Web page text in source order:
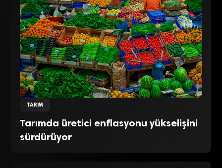
TARIM
Tarımda üretici enflasyonu yükselişini
sürdürüyor